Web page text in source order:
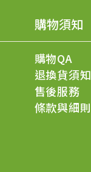
購物須知
購物QA
退換貨須知
售後服務
條款與細則